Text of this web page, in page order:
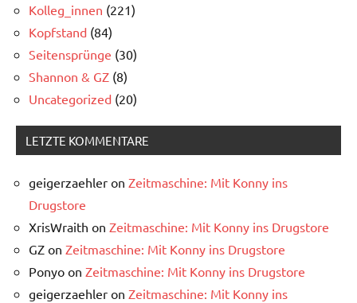
Kolleg_innen (221)
Kopfstand (84)
Seitensprünge (30)
Shannon & GZ (8)
Uncategorized (20)
LETZTE KOMMENTARE
geigerzaehler on Zeitmaschine: Mit Konny ins
Drugstore
XrisWraith on Zeitmaschine: Mit Konny ins Drugstore
GZ on Zeitmaschine: Mit Konny ins Drugstore
Ponyo on Zeitmaschine: Mit Konny ins Drugstore
geigerzaehler on Zeitmaschine: Mit Konny ins